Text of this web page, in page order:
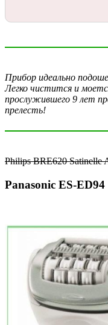
Прибор идеально
Легко чистится и
прослужившего 9 лет
прелесть!
Philips BRE620 Satinelle
Panasonic ES-ED94